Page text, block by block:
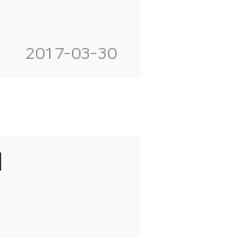
2017-03-30